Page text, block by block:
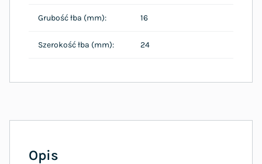
Grubość łba (mm): 16
Szerokość łba (mm): 24
Opis